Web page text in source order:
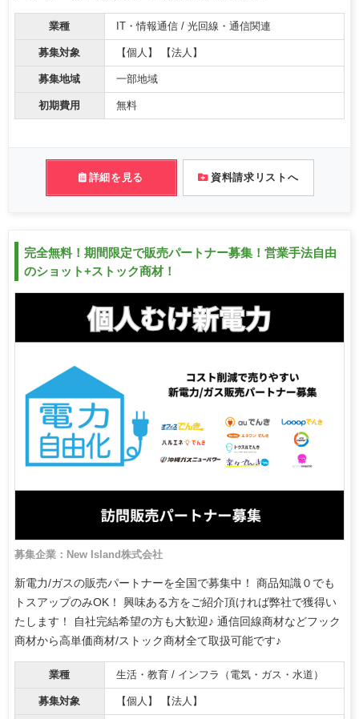
業種 IT・情報通信 / 光回線・通信関連
募集対象 【個人】 【法人】
募集地域 一部地域
初期費用 無料
詳細を見る 資料請求リストへ
完全無料！期間限定で販売パートナー募集！営業手法自由
のショット+ストック商材！
募集企業：New Island株式会社
新電力/ガスの販売パートナーを全国で募集中！ 商品知識０でも
トスアップのみOK！ 興味ある方をご紹介頂ければ弊社で獲得い
たします！ 自社完結希望の方も大歓迎♪ 通信回線商材などフック
商材から高単価商材/ストック商材全て取扱可能です♪
業種 生活・教育 / インフラ（電気・ガス・水道）
募集対象 【個人】 【法人】